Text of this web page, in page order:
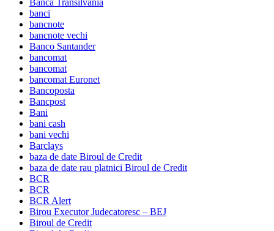
banci
bancnote
bancnote vechi
Banco Santander
bancomat
bancomat
bancomat Euronet
Bancoposta
Bancpost
Bani
bani cash
bani vechi
Barclays
baza de date Biroul de Credit
baza de date rau platnici Biroul de Credit
BCR
BCR
BCR Alert
Birou Executor Judecatoresc – BEJ
Biroul de Credit